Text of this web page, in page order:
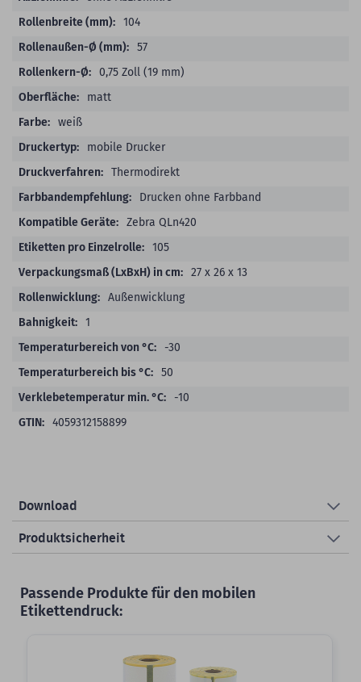
104
57
0,75 Zoll (19 mm)
matt
weiß
mobile Drucker
Thermodirekt
Drucken ohne Farbband
Zebra QLn420
105
27 x 26 x 13
Außenwicklung
1
-30
50
-10
4059312158899
Download
Produktsicherheit
Passende Produkte für den mobilen
Etikettendruck: